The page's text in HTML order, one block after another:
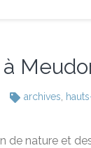
à
archives
de nature et